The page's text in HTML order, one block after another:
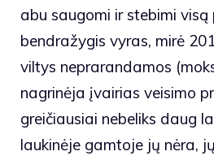
abu saugomi ir stebimi
bendražygis vyras, mirė
viltys neprarandamos
nagrinėja įvairias veisimo
greičiausiai nebeliks daug
laukinėje gamtoje jų nėra,